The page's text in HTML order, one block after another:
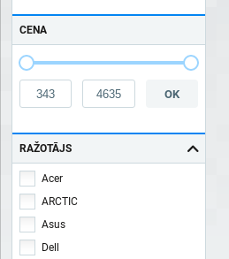
CENA
OK
RAŽOTĀJS
Acer
ARCTIC
Asus
Dell